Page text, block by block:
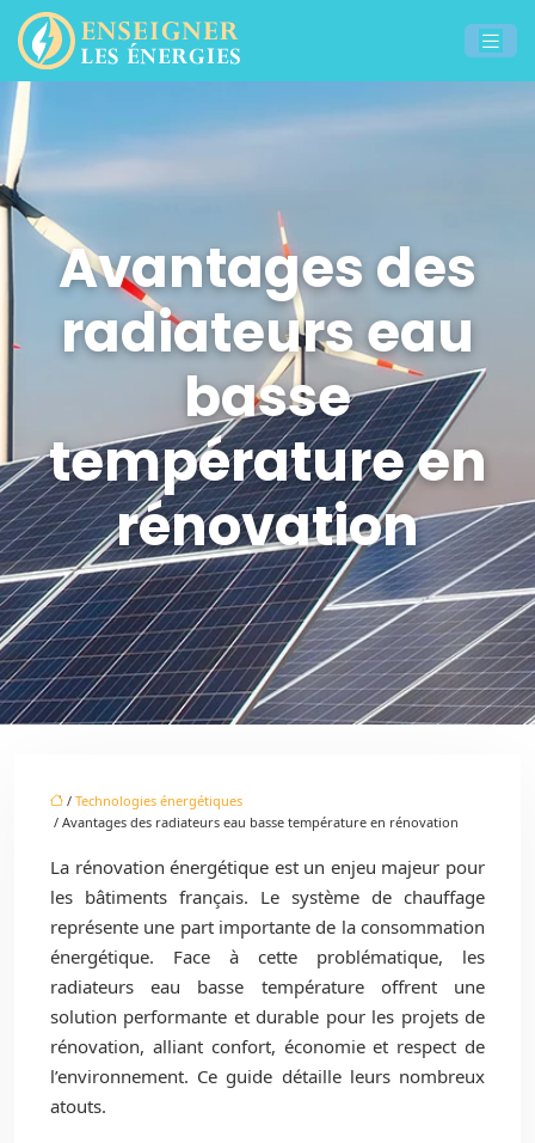
Avantages des
radiateurs eau
basse
température en
rénovation
/ Technologies énergétiques
/ Avantages des radiateurs eau basse température en rénovation
La rénovation énergétique est un enjeu majeur pour
les bâtiments français. Le système de chauffage
représente une part importante de la consommation
énergétique. Face à cette problématique, les
radiateurs eau basse température offrent une
solution performante et durable pour les projets de
rénovation, alliant confort, économie et respect de
l’environnement. Ce guide détaille leurs nombreux
atouts.